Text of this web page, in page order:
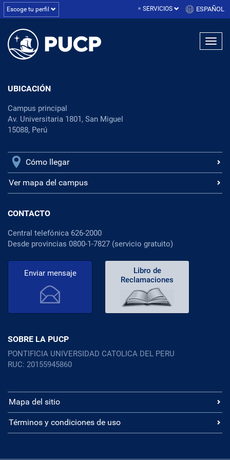
Escoge tu perfil SERVICIOS ESPAÑOL
UBICACIÓN
Campus principal
Av. Universitaria 1801, San Miguel
15088, Perú
Cómo llegar
Ver mapa del campus
CONTACTO
Central telefónica 626-2000
Desde provincias 0800-1-7827 (servicio gratuito)
Enviar mensaje
Libro de
Reclamaciones
SOBRE LA PUCP
PONTIFICIA UNIVERSIDAD CATOLICA DEL PERU
RUC: 20155945860
Mapa del sitio
Términos y condiciones de uso